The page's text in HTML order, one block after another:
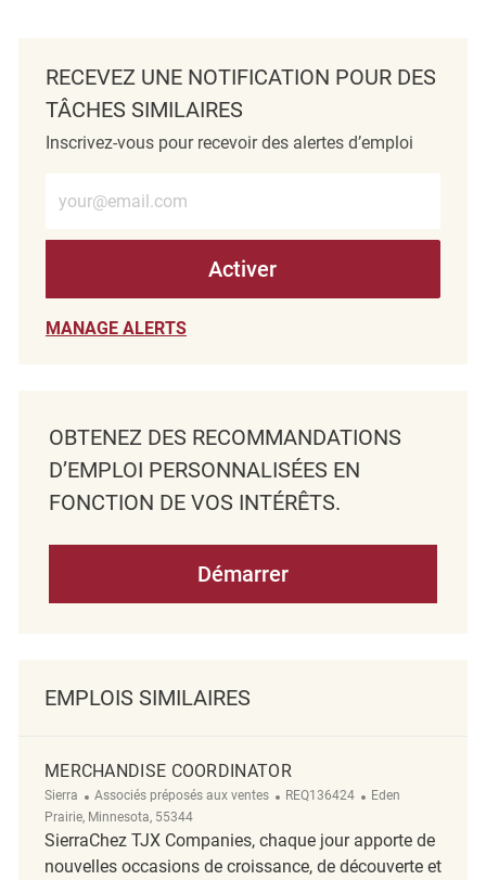
RECEVEZ UNE NOTIFICATION POUR DES
TÂCHES SIMILAIRES
Inscrivez-vous pour recevoir des alertes d’emploi
Activer
MANAGE ALERTS
OBTENEZ DES RECOMMANDATIONS
D’EMPLOI PERSONNALISÉES EN
FONCTION DE VOS INTÉRÊTS.
Démarrer
EMPLOIS SIMILAIRES
MERCHANDISE COORDINATOR
Sierra Catégorie
Associés préposés aux ventes ReqId
REQ136424 Emplacement
Eden
Prairie, Minnesota, 55344
SierraChez TJX Companies, chaque jour apporte de
nouvelles occasions de croissance, de découverte et